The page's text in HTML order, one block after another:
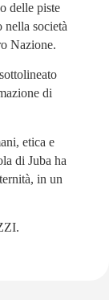
delle piste
società
Nazione.
di
etica e
di Juba ha
in un